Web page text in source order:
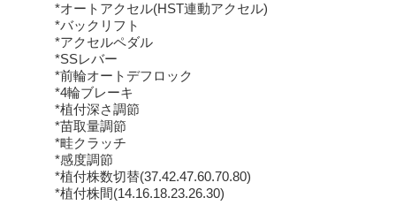
*オートアクセル(HST連動アクセル)
*バックリフト
*アクセルペダル
*SSレバー
*前輪オートデフロック
*4輪ブレーキ
*植付深さ調節
*苗取量調節
*畦クラッチ
*感度調節
*植付株数切替(37.42.47.60.70.80)
*植付株間(14.16.18.23.26.30)